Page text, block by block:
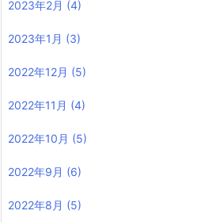
2023年2月 (4)
2023年1月 (3)
2022年12月 (5)
2022年11月 (4)
2022年10月 (5)
2022年9月 (6)
2022年8月 (5)